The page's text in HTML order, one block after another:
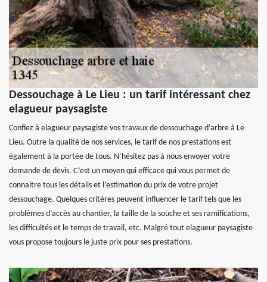
Dessouchage à Le Lieu : un tarif intéressant chez
elagueur paysagiste
Confiez à elagueur paysagiste vos travaux de dessouchage d’arbre à Le
Lieu. Outre la qualité de nos services, le tarif de nos prestations est
également à la portée de tous. N’hésitez pas à nous envoyer votre
demande de devis. C’est un moyen qui efficace qui vous permet de
connaitre tous les détails et l’estimation du prix de votre projet
dessouchage. Quelques critères peuvent influencer le tarif tels que les
problèmes d’accès au chantier, la taille de la souche et ses ramifications,
les difficultés et le temps de travail, etc. Malgré tout elagueur paysagiste
vous propose toujours le juste prix pour ses prestations.